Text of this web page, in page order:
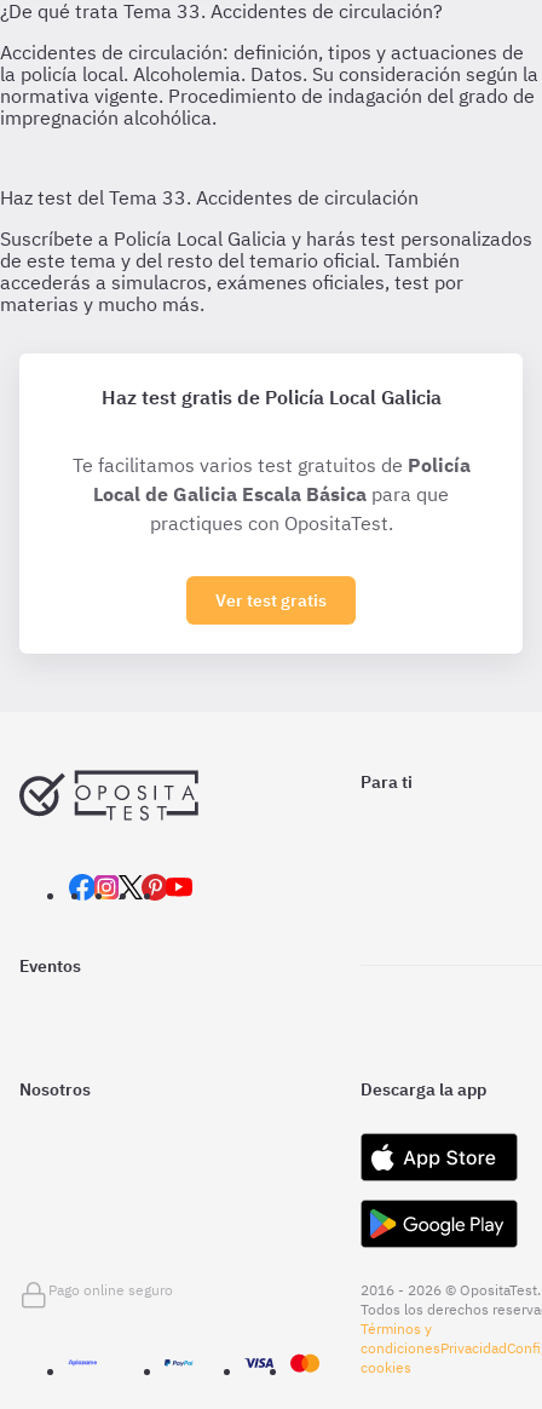
Haz test gratis de Policía Local Galicia
Te facilitamos varios test gratuitos de Policía
Local de Galicia Escala Básica para que
practiques con OpositaTest.
Ver test gratis
Para ti
Eventos
Nosotros Descarga la app
Pago online seguro
2016 - 2026 © OpositaTest.
Todos los derechos
Términos y
condicionesPrivacidad
cookies